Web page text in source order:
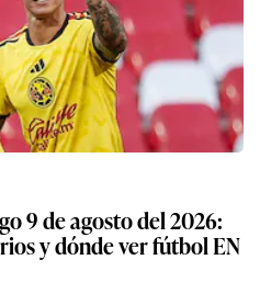
9 de agosto del 2026:
y dónde ver fútbol EN